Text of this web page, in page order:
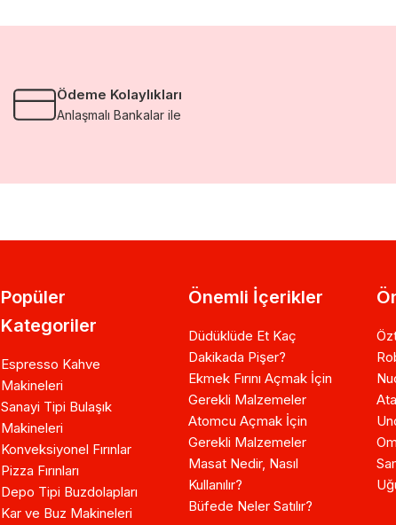
Ödeme Kolaylıkları
Anlaşmalı Bankalar ile
Popüler
Kategoriler
Espresso Kahve
Makineleri
Sanayi Tipi Bulaşık
Makineleri
Konveksiyonel Fırınlar
Pizza Fırınları
Depo Tipi Buzdolapları
Kar ve Buz Makineleri
Önemli İçerikler
Düdüklüde Et Kaç
Dakikada Pişer?
Ekmek Fırını Açmak İçin
Gerekli Malzemeler
Atomcu Açmak İçin
Gerekli Malzemeler
Masat Nedir, Nasıl
Kullanılır?
Büfede Neler Satılır?